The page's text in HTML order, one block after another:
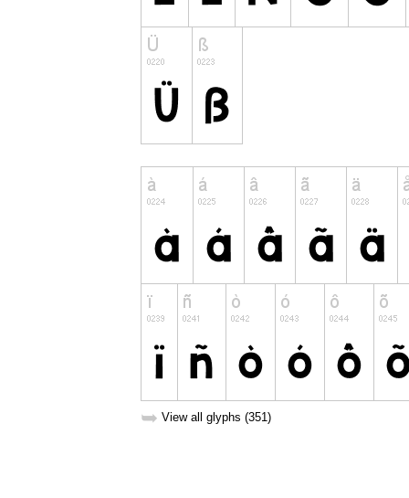
➥ View all glyphs (351)